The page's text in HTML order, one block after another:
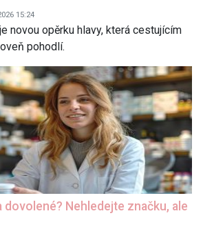
15:24
novou opěrku hlavy, která cestujícím
pohodlí.
dovolené? Nehledejte značku, ale